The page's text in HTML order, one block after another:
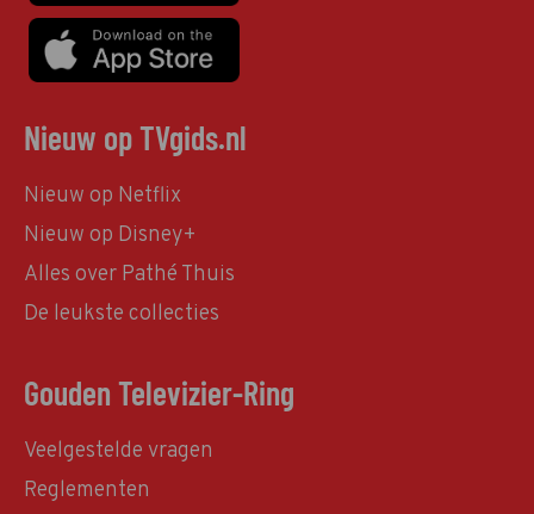
Nieuw op TVgids.nl
Nieuw op Netflix
Nieuw op Disney+
Alles over Pathé Thuis
De leukste collecties
Gouden Televizier-Ring
Veelgestelde vragen
Reglementen